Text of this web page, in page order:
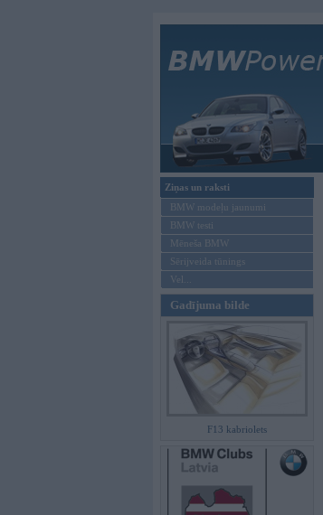
Ziņas un raksti
BMW modeļu jaunumi
BMW testi
Mēneša BMW
Sērijveida tūnings
Vel...
Gadījuma bilde
F13 kabriolets